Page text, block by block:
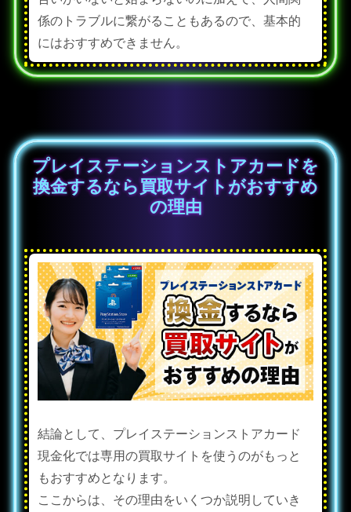
係のトラブルに繋がることもあるので、基本的
にはおすすめできません。
プレイステーションストアカードを
換金するなら買取サイトがおすすめ
の理由
結論として、プレイステーションストアカード
現金化では専用の買取サイトを使うのがもっと
もおすすめとなります。
ここからは、その理由をいくつか説明していき